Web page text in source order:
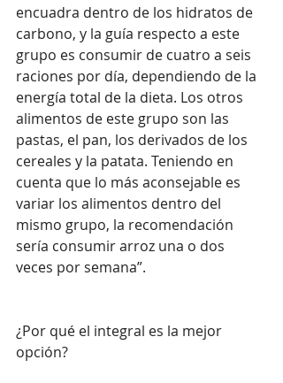
encuadra dentro de los hidratos de
carbono, y la guía respecto a este
grupo es consumir de cuatro a seis
raciones por día, dependiendo de la
energía total de la dieta. Los otros
alimentos de este grupo son las
pastas, el pan, los derivados de los
cereales y la patata. Teniendo en
cuenta que lo más aconsejable es
variar los alimentos dentro del
mismo grupo, la recomendación
sería consumir arroz una o dos
veces por semana”.
¿Por qué el integral es la mejor
opción?